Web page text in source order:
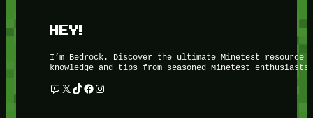
HEY!
I’m Bedrock. Discover the ultimate Minetest
knowledge and tips from seasoned Minetest enthusiasts.
Twitch X TikTok Facebook Instagram